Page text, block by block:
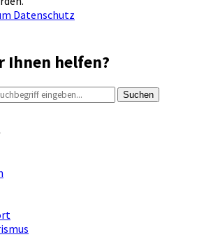
Datenschutz
Ihnen helfen?
Suchen